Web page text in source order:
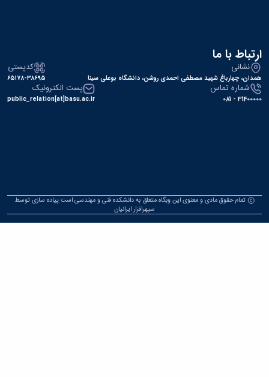
با ما
نشانی
چهارباغ شهید مصطفی احمدی روشن، دانشگاه بوعلی سینا
کدپستی
۶۵۱۷۸-۳۸۶۹۵
شماره تماس
31400000
پست الکترونیک
public_relation[at]basu.ac.ir
تمام حقوق مادی و معنوی این وبگاه متعلق به دانشکده فنی و مهندسی است.پیاده سازی توسط
سپهرافزار ایرانیان